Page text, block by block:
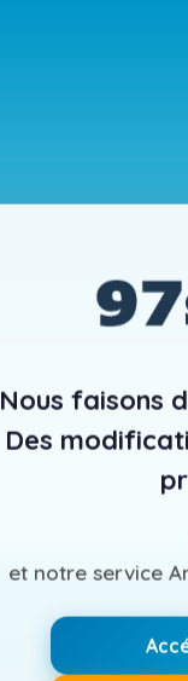
Nous faisons
Des
et notre service